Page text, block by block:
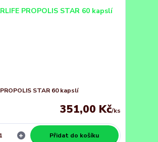
STAR 60 kapslí
351,00 Kč/ks
Přidat do košíku